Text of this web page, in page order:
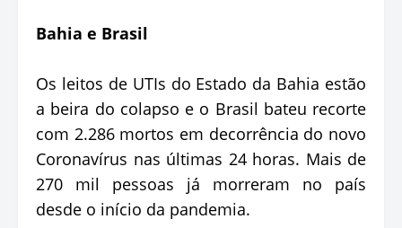
Bahia e Brasil
Os leitos de UTIs do Estado da Bahia estão
a beira do colapso e o Brasil bateu recorte
com 2.286 mortos em decorrência do novo
Coronavírus nas últimas 24 horas. Mais de
270 mil pessoas já morreram no país
desde o início da pandemia.